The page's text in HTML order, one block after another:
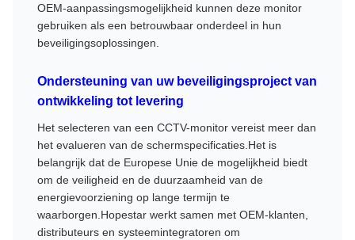
OEM-aanpassingsmogelijkheid kunnen deze monitor
gebruiken als een betrouwbaar onderdeel in hun
beveiligingsoplossingen.
Ondersteuning van uw beveiligingsproject van
ontwikkeling tot levering
Het selecteren van een CCTV-monitor vereist meer dan
het evalueren van de schermspecificaties.Het is
belangrijk dat de Europese Unie de mogelijkheid biedt
om de veiligheid en de duurzaamheid van de
energievoorziening op lange termijn te
waarborgen.Hopestar werkt samen met OEM-klanten,
distributeurs en systeemintegratoren om